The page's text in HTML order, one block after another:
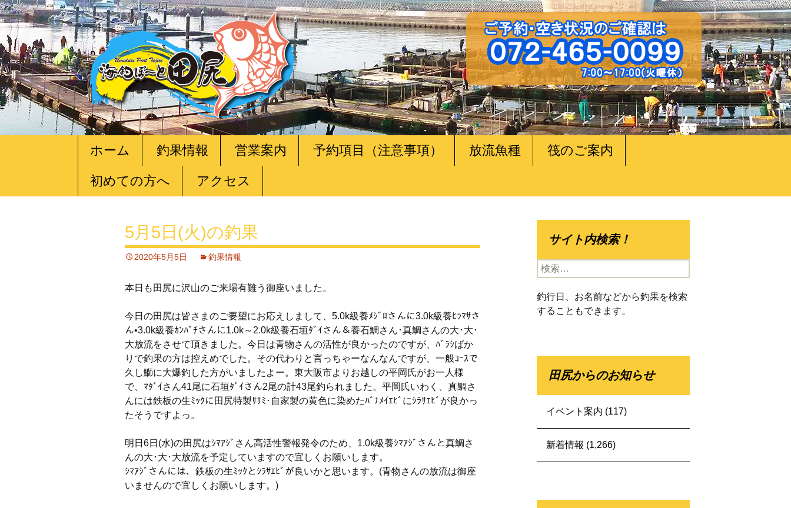
ツ
ホーム 釣果情報 営業案内 予約項目（注意事項） 放流魚種 筏のご案内
初めての方へ アクセス
5月5日(火)の釣果
2020年5月5日 釣果情報
本日も田尻に沢山のご来場有難う御座いました。
今日の田尻は皆さまのご要望にお応えしまして、5.0k級養ﾒｼﾞﾛさんに3.0k級養ﾋﾗﾏｻさ
ん•3.0k級養ｶﾝﾊﾟﾁさんに1.0k～2.0k級養石垣ﾀﾞｲさん＆養石鯛さん･真鯛さんの大･大･
大放流をさせて頂きました。今日は青物さんの活性が良かったのですが、ﾊﾞﾗｼばか
りで釣果の方は控えめでした。その代わりと言っちゃーなんなんですが、一般ｺｰｽで
久し鰤に大爆釣した方がいましたよー。東大阪市よりお越しの平岡氏がお一人様
で、ﾏﾀﾞｲさん41尾に石垣ﾀﾞｲさん2尾の計43尾釣られました。平岡氏いわく、真鯛さ
んには鉄板の生ﾐｯｸに田尻特製ｻｻﾐ･自家製の黄色に染めたﾊﾞﾅﾒｲｴﾋﾞにｼﾗｻｴﾋﾞが良かっ
たそうですよっ。
明日6日(水)の田尻はｼﾏｱｼﾞさん高活性警報発令のため、1.0k級養ｼﾏｱｼﾞさんと真鯛さ
んの大･大･大放流を予定していますので宜しくお願いします。
ｼﾏｱｼﾞさんには、鉄板の生ﾐｯｸとｼﾗｻｴﾋﾞが良いかと思います。(青物さんの放流は御座
いませんので宜しくお願いします。)
サイト内検索！
検
索:
釣行日、お名前などから釣果を検索
することもできます。
田尻からのお知らせ
イベント案内 (117)
新着情報 (1,266)